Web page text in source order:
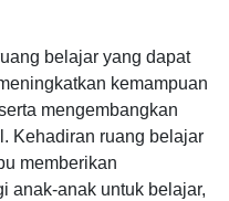
belajar yang dapat
kemampuan
mengembangkan
Kehadiran ruang belajar
memberikan
anak-anak untuk belajar,